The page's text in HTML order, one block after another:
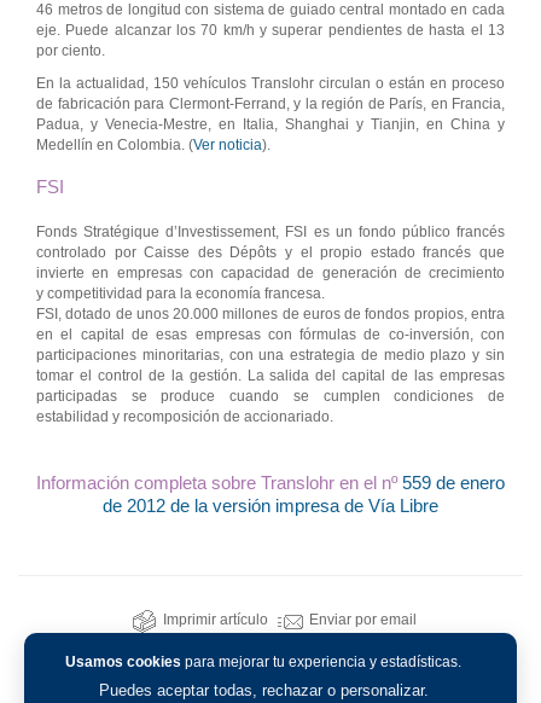
Usamos cookies para mejorar tu experiencia y estadísticas.
Puedes aceptar todas, rechazar o personalizar.
46 metros de longitud con sistema de guiado central montado en cada
eje. Puede alcanzar los 70 km/h y superar pendientes de hasta el 13
por ciento.
En la actualidad, 150 vehículos Translohr circulan o están en proceso
de fabricación para Clermont-Ferrand, y la región de París, en Francia,
Padua, y Venecia-Mestre, en Italia, Shanghai y Tianjin, en China y
Medellín en Colombia. (Ver noticia).
FSI
Fonds Stratégique d’Investissement, FSI es un fondo público francés
controlado por Caisse des Dépôts y el propio estado francés que
invierte en empresas con capacidad de generación de crecimiento
y competitividad para la economía francesa.
FSI, dotado de unos 20.000 millones de euros de fondos propios, entra
en el capital de esas empresas con fórmulas de co-inversión, con
participaciones minoritarias, con una estrategia de medio plazo y sin
tomar el control de la gestión. La salida del capital de las empresas
participadas se produce cuando se cumplen condiciones de
estabilidad y recomposición de accionariado.
Información completa sobre Translohr en el nº559 de enero
de 2012 de la versión impresa de Vía Libre
Imprimir artículo Enviar por email